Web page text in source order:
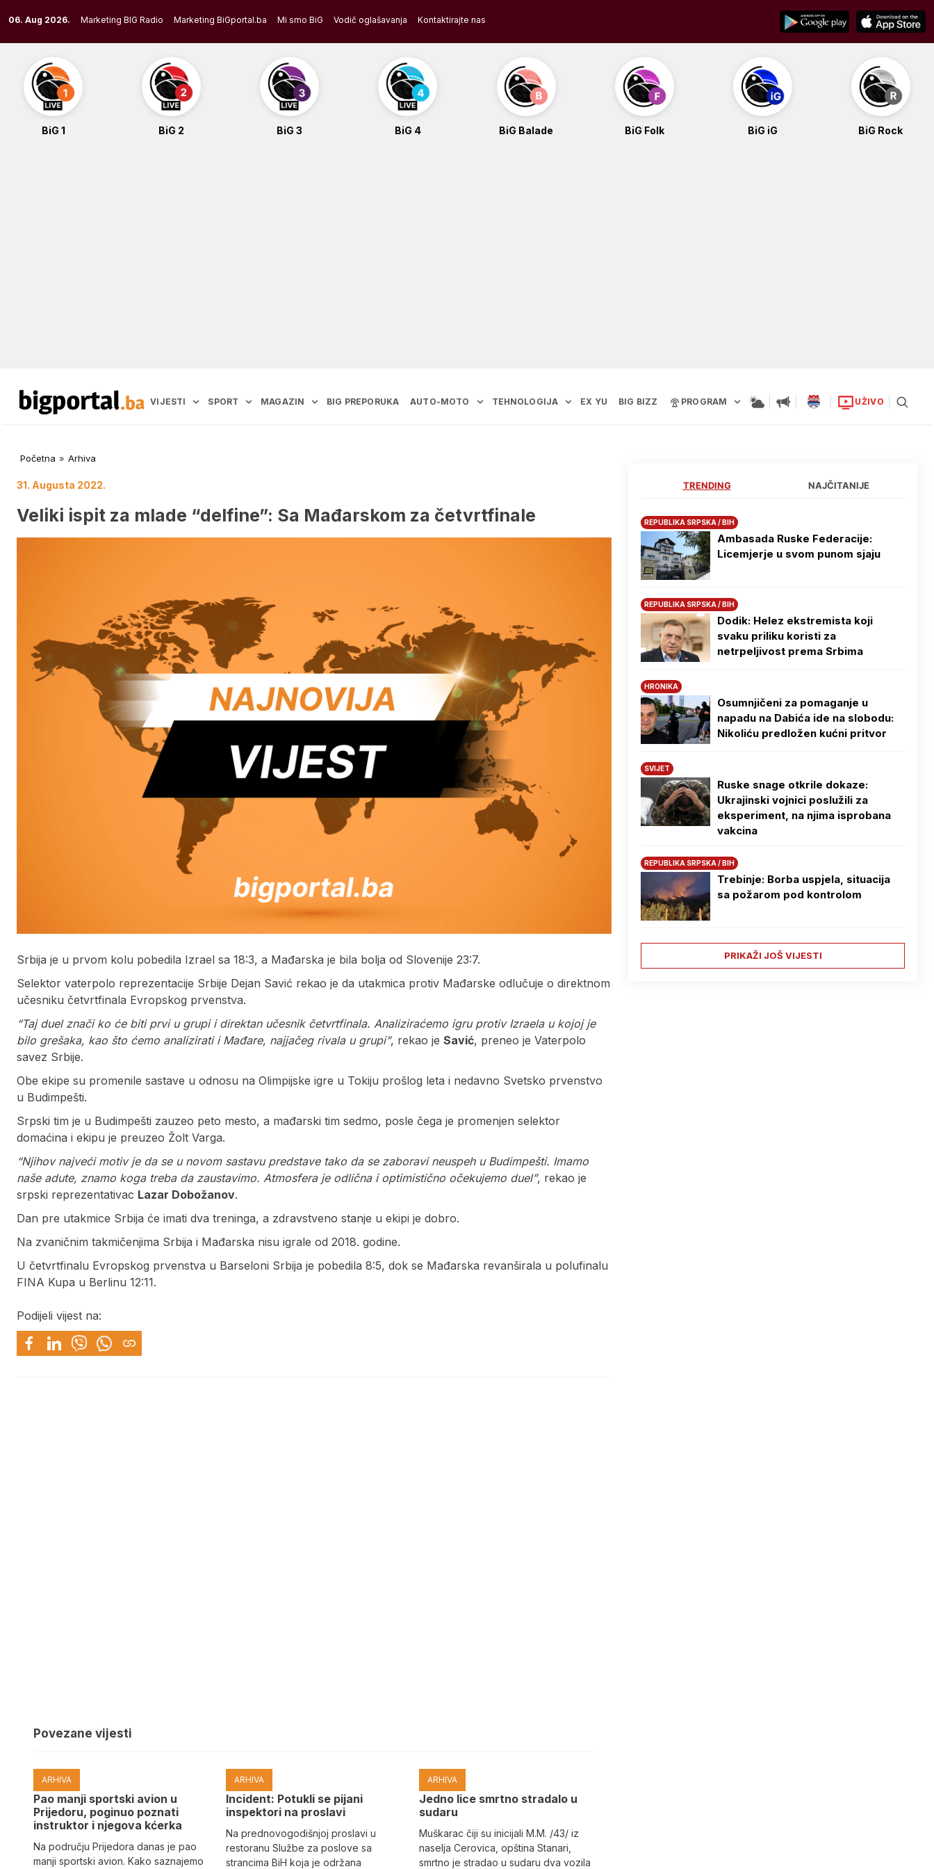
to
content
06. Aug 2026. Marketing BIG Radio Marketing BiGportal.ba Mi smo BiG Vodič oglašavanja Kontaktirajte nas
BiG 1 BiG 2 BiG 3 BiG 4 BiG Balade BiG Folk BiG iG BiG Rock
VIJESTI SPORT MAGAZIN BIG PREPORUKA AUTO-MOTO TEHNOLOGIJA EX YU BIG BIZZ PROGRAM UŽIVO
Početna » Arhiva
31. Augusta 2022.
Veliki ispit za mlade “delfine”: Sa Mađarskom za četvrtfinale
Srbija je u prvom kolu pobedila Izrael sa 18:3, a Mađarska je bila bolja od Slovenije 23:7.
Selektor vaterpolo reprezentacije Srbije Dejan Savić rekao je da utakmica protiv Mađarske odlučuje o direktnom
učesniku četvrtfinala Evropskog prvenstva.
“Taj duel znači ko će biti prvi u grupi i direktan učesnik četvrtfinala. Analiziraćemo igru protiv Izraela u kojoj je
bilo grešaka, kao što ćemo analizirati i Mađare, najjačeg rivala u grupi”, rekao je Savić, preneo je Vaterpolo
savez Srbije.
Obe ekipe su promenile sastave u odnosu na Olimpijske igre u Tokiju prošlog leta i nedavno Svetsko prvenstvo
u Budimpešti.
Srpski tim je u Budimpešti zauzeo peto mesto, a mađarski tim sedmo, posle čega je promenjen selektor
domaćina i ekipu je preuzeo Žolt Varga.
“Njihov najveći motiv je da se u novom sastavu predstave tako da se zaboravi neuspeh u Budimpešti. Imamo
naše adute, znamo koga treba da zaustavimo. Atmosfera je odlična i optimistično očekujemo duel”, rekao je
srpski reprezentativac Lazar Dobožanov.
Dan pre utakmice Srbija će imati dva treninga, a zdravstveno stanje u ekipi je dobro.
Na zvaničnim takmičenjima Srbija i Mađarska nisu igrale od 2018. godine.
U četvrtfinalu Evropskog prvenstva u Barseloni Srbija je pobedila 8:5, dok se Mađarska revanširala u polufinalu
FINA Kupa u Berlinu 12:11.
Podijeli vijest na:
Povezane vijesti
ARHIVA
Pao manji sportski avion u
Prijedoru, poginuo poznati
instruktor i njegova kćerka
Na području Prijedora danas je pao
manji sportski avion. Kako saznajemo
ARHIVA
Incident: Potukli se pijani
inspektori na proslavi
Na prednovogodišnjoj proslavi u
restoranu Službe za poslove sa
strancima BiH koja je održana
ARHIVA
Јedno lice smrtno stradalo u
sudaru
Muškarac čiji su inicijali M.M. /43/ iz
naselja Cerovica, opština Stanari,
smrtno je stradao u sudaru dva vozila
TRENDING NAJČITANIJE
REPUBLIKA SRPSKA / BIH
Ambasada Ruske Federacije:
Licemjerje u svom punom sjaju
REPUBLIKA SRPSKA / BIH
Dodik: Helez ekstremista koji
svaku priliku koristi za
netrpeljivost prema Srbima
HRONIKA
Osumnjičeni za pomaganje u
napadu na Dabića ide na slobodu:
Nikoliću predložen kućni pritvor
SVIJET
Ruske snage otkrile dokaze:
Ukrajinski vojnici poslužili za
eksperiment, na njima isprobana
vakcina
REPUBLIKA SRPSKA / BIH
Trebinje: Borba uspjela, situacija
sa požarom pod kontrolom
PRIKAŽI JOŠ VIJESTI